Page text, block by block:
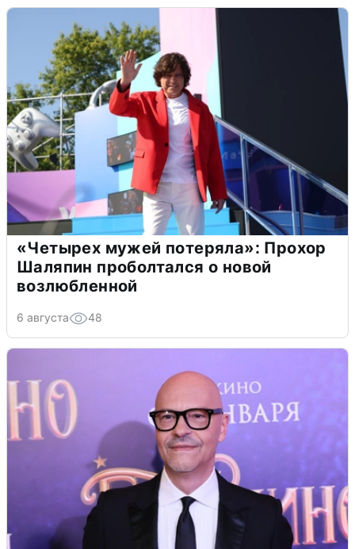
«Четырех мужей потеряла»: Прохор
Шаляпин проболтался о новой
возлюбленной
6 августа 48